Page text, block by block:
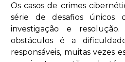
Os casos de crimes
série de desafios únicos
investigação e
obstáculos é a
responsáveis, muitas vezes